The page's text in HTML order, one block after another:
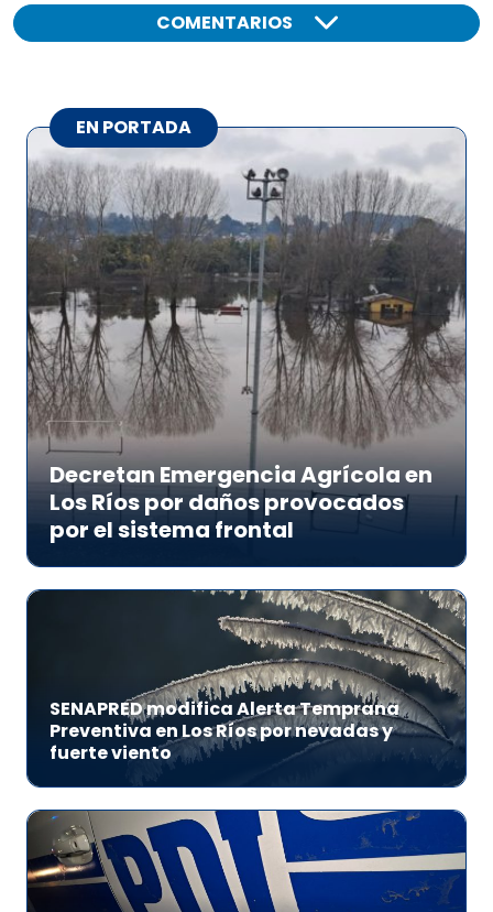
COMENTARIOS
EN PORTADA
Decretan Emergencia Agrícola en
Los Ríos por daños provocados
por el sistema frontal
SENAPRED modifica Alerta Temprana
Preventiva en Los Ríos por nevadas y
fuerte viento